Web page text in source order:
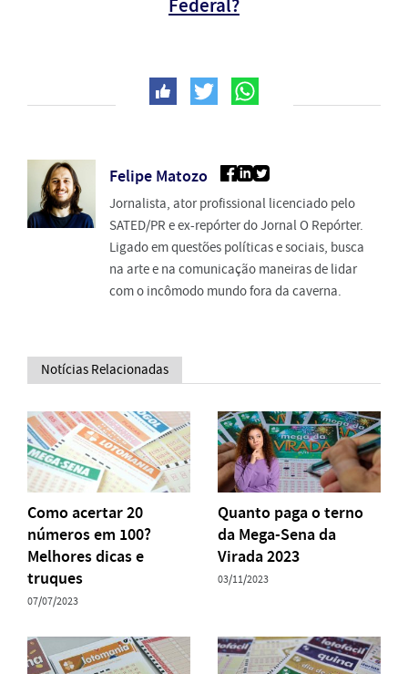
Federal?
Felipe Matozo
Jornalista, ator profissional licenciado pelo
SATED/PR e ex-repórter do Jornal O Repórter.
Ligado em questões políticas e sociais, busca
na arte e na comunicação maneiras de lidar
com o incômodo mundo fora da caverna.
Notícias Relacionadas
Como acertar 20
números em 100?
Melhores dicas e
truques
07/07/2023
Quanto paga o terno
da Mega-Sena da
Virada 2023
03/11/2023